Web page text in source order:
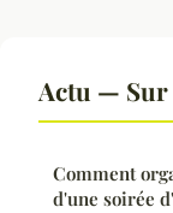
Actu — Sur
Comment
d'une soirée